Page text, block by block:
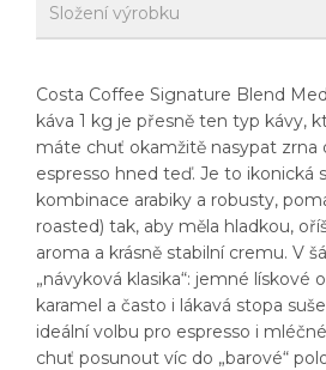
Složení výrobku
Costa Coffee Signature Blend
káva 1 kg je přesně ten typ kávy,
máte chuť okamžitě nasypat zrna
espresso hned teď. Je to ikonická
kombinace arabiky a robusty,
roasted) tak, aby měla hladkou,
aroma a krásně stabilní cremu. V
„návyková klasika“: jemné lískové
karamel a často i lákavá stopa
ideální volbu pro espresso i
chuť posunout víc do „barové“